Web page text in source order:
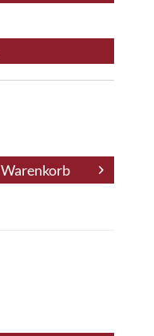
Warenkorb